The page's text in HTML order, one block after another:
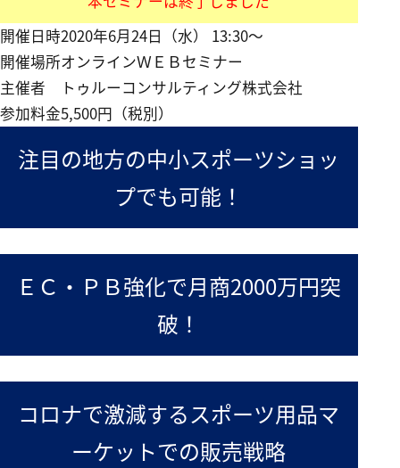
開催日時2020年6月24日（水） 13:30～
開催場所オンラインＷＥＢセミナー
主催者
トゥルーコンサルティング株式会社
参加料金5,500円（税別）
注目の地方の中小スポーツショッ
プでも可能！
ＥＣ・ＰＢ強化で月商2000万円突
破！
コロナで激減するスポーツ用品マ
ーケットでの販売戦略